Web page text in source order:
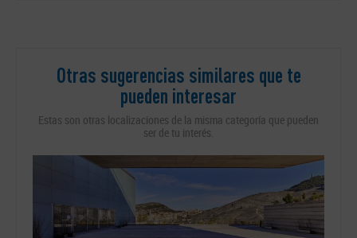
Otras sugerencias similares que te
pueden interesar
Estas son otras localizaciones de la misma categoría que pueden
ser de tu interés.